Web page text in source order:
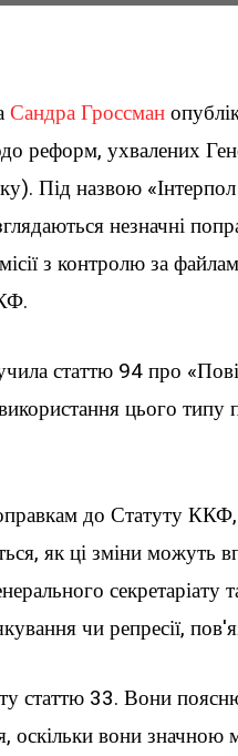
Сандра Гроссман
реформ, ухвалених
Під назвою
незначні
з контролю за
статтю 94 про
цього типу
до Статуту
як ці зміни можуть
секретаріату
чи репресії,
статтю 33. Вони
оскільки вони значною